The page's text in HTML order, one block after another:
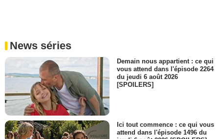
News séries
Demain nous appartient : ce qui
vous attend dans l'épisode 2264
du jeudi 6 août 2026
[SPOILERS]
Ici tout commence : ce qui vous
attend dans l'épisode 1496 du